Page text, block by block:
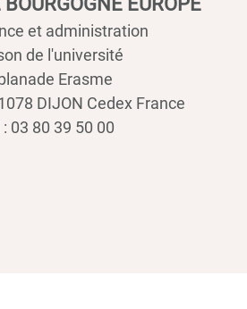
et administration
de l'université
Erasme
DIJON Cedex France
: 03 80 39 50 00